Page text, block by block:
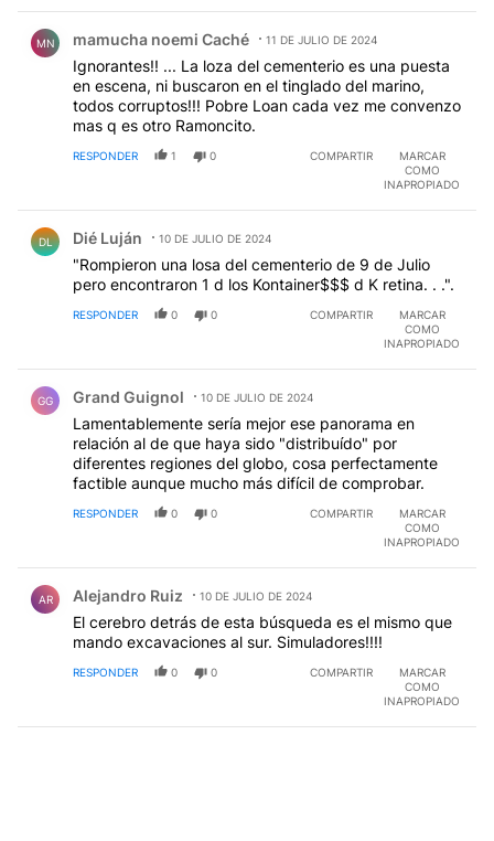
MN mamucha noemi Caché 11 DE JULIO DE 2024
Ignorantes!! ... La loza del cementerio es una puesta
en escena, ni buscaron en el tinglado del marino,
todos corruptos!!! Pobre Loan cada vez me convenzo
mas q es otro Ramoncito.
RESPONDER 1 0 COMPARTIR
MARCAR
COMO
INAPROPIADO
DL Dié Luján 10 DE JULIO DE 2024
"Rompieron una losa del cementerio de 9 de Julio
pero encontraron 1 d los Kontainer$$$ d K retina. . .".
RESPONDER 0 0 COMPARTIR
MARCAR
COMO
INAPROPIADO
GG Grand Guignol 10 DE JULIO DE 2024
Lamentablemente sería mejor ese panorama en
relación al de que haya sido "distribuído" por
diferentes regiones del globo, cosa perfectamente
factible aunque mucho más difícil de comprobar.
RESPONDER 0 0 COMPARTIR
MARCAR
COMO
INAPROPIADO
AR Alejandro Ruiz 10 DE JULIO DE 2024
El cerebro detrás de esta búsqueda es el mismo que
mando excavaciones al sur. Simuladores!!!!
RESPONDER 0 0 COMPARTIR
MARCAR
COMO
INAPROPIADO